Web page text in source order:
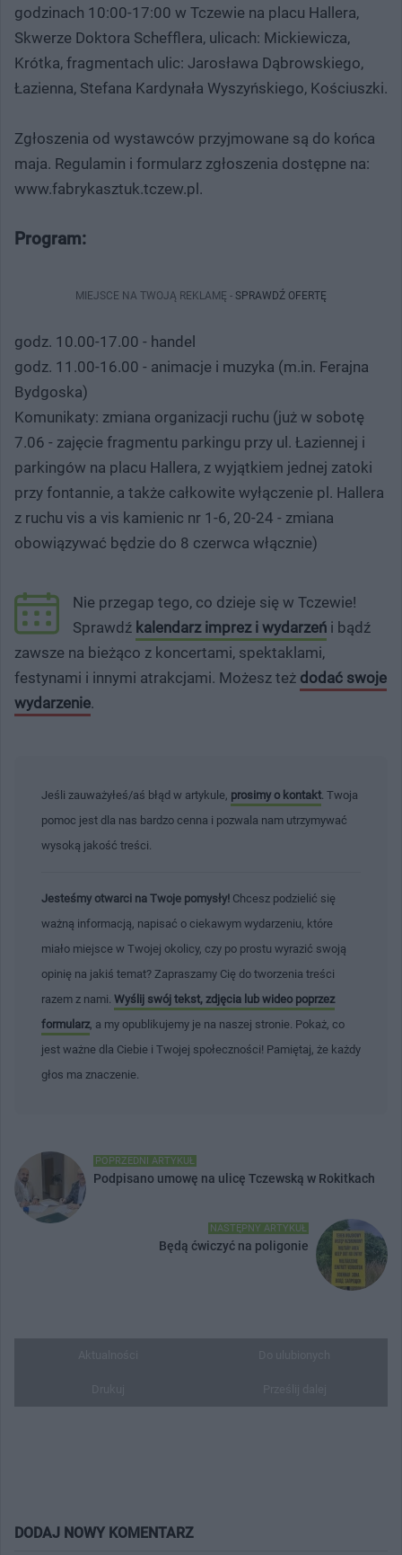
godzinach 10:00-17:00 w Tczewie na placu Hallera,
Skwerze Doktora Schefflera, ulicach: Mickiewicza,
Krótka, fragmentach ulic: Jarosława Dąbrowskiego,
Łazienna, Stefana Kardynała Wyszyńskiego, Kościuszki.
Zgłoszenia od wystawców przyjmowane są do końca
maja. Regulamin i formularz zgłoszenia dostępne na:
www.fabrykasztuk.tczew.pl.
Program:
MIEJSCE NA TWOJĄ REKLAMĘ - SPRAWDŹ OFERTĘ
godz. 10.00-17.00 - handel
godz. 11.00-16.00 - animacje i muzyka (m.in. Ferajna
Bydgoska)
Komunikaty: zmiana organizacji ruchu (już w sobotę
7.06 - zajęcie fragmentu parkingu przy ul. Łaziennej i
parkingów na placu Hallera, z wyjątkiem jednej zatoki
przy fontannie, a także całkowite wyłączenie pl. Hallera
z ruchu vis a vis kamienic nr 1-6, 20-24 - zmiana
obowiązywać będzie do 8 czerwca włącznie)
Nie przegap tego, co dzieje się w Tczewie!
Sprawdź kalendarz imprez i wydarzeń i bądź
zawsze na bieżąco z koncertami, spektaklami,
festynami i innymi atrakcjami. Możesz też dodać swoje
wydarzenie.
Jeśli zauważyłeś/aś błąd w artykule, prosimy o kontakt . Twoja
pomoc jest dla nas bardzo cenna i pozwala nam utrzymywać
wysoką jakość treści.
Jesteśmy otwarci na Twoje pomysły! Chcesz podzielić się
ważną informacją, napisać o ciekawym wydarzeniu, które
miało miejsce w Twojej okolicy, czy po prostu wyrazić swoją
opinię na jakiś temat? Zapraszamy Cię do tworzenia treści
razem z nami. Wyślij swój tekst, zdjęcia lub wideo poprzez
formularz , a my opublikujemy je na naszej stronie. Pokaż, co
jest ważne dla Ciebie i Twojej społeczności! Pamiętaj, że każdy
głos ma znaczenie.
POPRZEDNI ARTYKUŁ
Podpisano umowę na ulicę Tczewską w Rokitkach
NASTĘPNY ARTYKUŁ
Będą ćwiczyć na poligonie
DODAJ NOWY KOMENTARZ